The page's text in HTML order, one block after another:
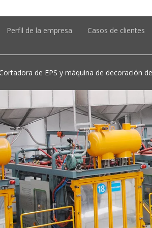
Perfil de la empresa Casos de clientes
de EPS y máquina de decoración